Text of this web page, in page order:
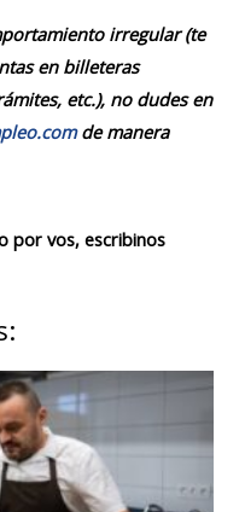
irregular (te
en billeteras
etc.), no dudes en
de manera
por vos, escribinos